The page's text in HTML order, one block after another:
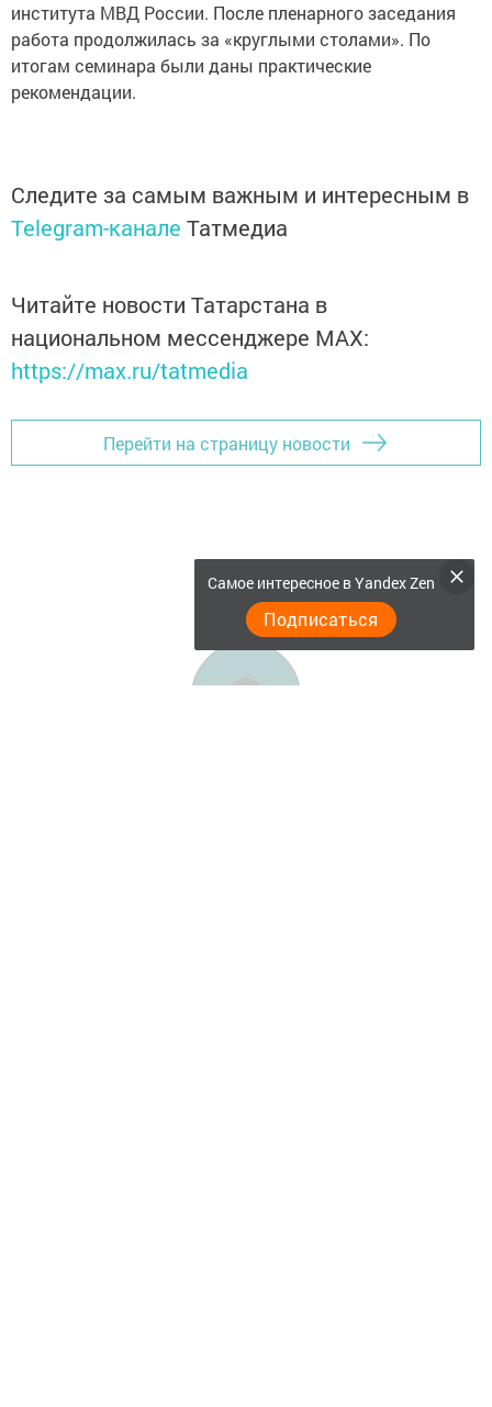
института МВД России. После пленарного заседания
работа продолжилась за «круглыми столами». По
итогам семинара были даны практические
рекомендации.
Следите за самым важным и интересным в
Telegram-канале Татмедиа
Читайте новости Татарстана в
национальном мессенджере MАХ:
https://max.ru/tatmedia
Перейти на страницу новости
Самое интересное в Yandex Zen
Подписаться